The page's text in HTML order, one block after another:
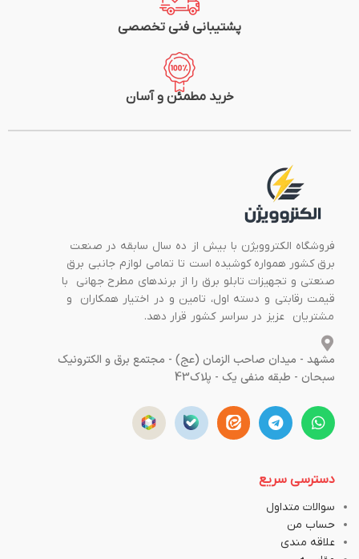
پشتیبانی فنی تخصصی
خرید مطمئن و آسان
فروشگاه الکتروویژن با بیش از ده سال سابقه در صنعت
برق کشور همواره کوشیده است تا تمامی لوازم جانبی برق
صنعتی و تجهیزات تابلو برق را از برندهای مطرح جهانی با
قیمت رقابتی و دسته اول، تامین و در اختیار همکاران و
مشتریان عزیز در سراسر کشور قرار دهد.
مشهد - میدان صاحب الزمان (عج) - مجتمع برق و الکترونیک
سبحان - طبقه منفی یک - پلاک43
دسترسی سریع
سوالات متداول
حساب من
علاقه مندی